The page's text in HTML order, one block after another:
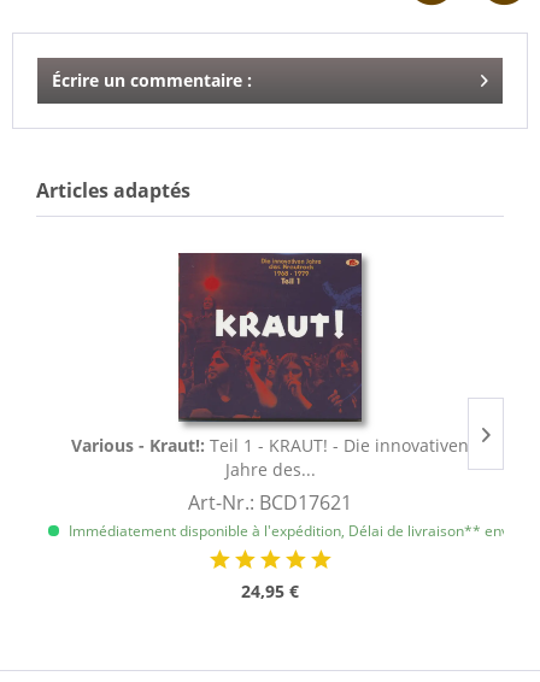
Écrire un commentaire :
Articles adaptés
Various - Kraut!: Teil 1 - KRAUT! - Die innovativen
Jahre des...
Art-Nr.: BCD17621
Immédiatement disponible à l'expédition, Délai de livraison** env. 1
24,95 €